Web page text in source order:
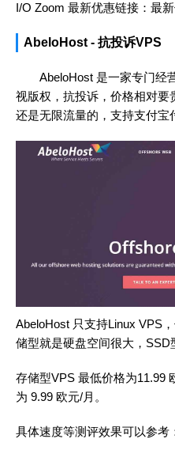
I/O Zoom 最新优惠链接： 最
AbeloHost - 抗投诉VPS
AbeloHost 是一家专门经
视版权，抗投诉，价格相对要
还是无限流量的，支持支付宝
AbeloHost 只支持Linux VPS
储型就是硬盘空间很大，SSD
存储型VPS 最低价格为11.99
为 9.99 欧元/月。
具体速度等测评效果可以参考